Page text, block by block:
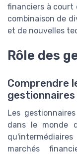
financiers à court
combinaison de
et de nouvelles
Rôle des
Comprendre
Les
dans le monde
marchés